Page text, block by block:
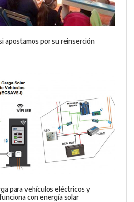
apostamos por su reinserción
para vehículos eléctricos y
con energía solar